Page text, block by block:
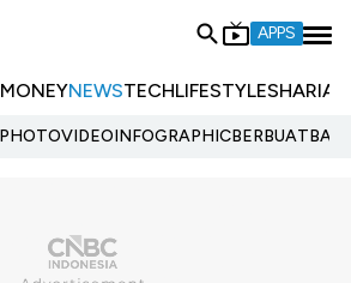
APPS
NEWSTECHLIFESTYLESHARIA
PHOTOVIDEOINFOGRAPHIC